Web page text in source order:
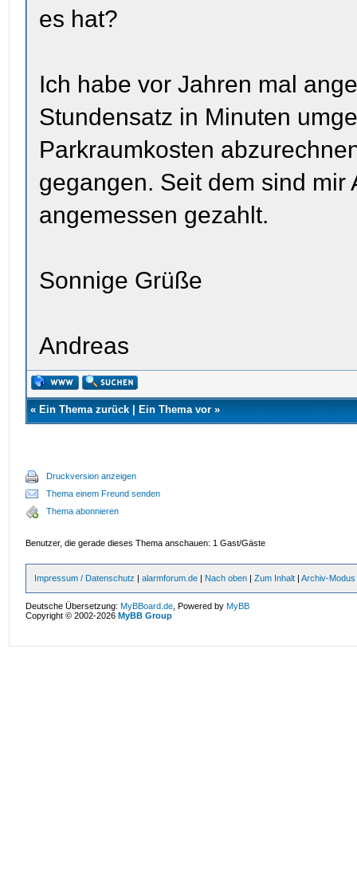
es hat?
Ich habe vor Jahren mal
Stundensatz in Minuten
Parkraumkosten
gegangen. Seit dem sind
angemessen gezahlt.
Sonnige Grüße
Andreas
« Ein Thema zurück| Ein Thema vor »
Druckversion anzeigen
Thema einem Freund senden
Thema abonnieren
Benutzer, die gerade dieses Thema anschauen: 1 Gast/Gäste
Impressum / Datenschutz |alarmforum.de | Nach oben |Zum Inhalt |Archiv-Modus
Deutsche Übersetzung:MyBBoard.de , Powered byMyBB
Copyright © 2002-2026MyBB Group